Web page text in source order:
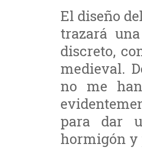
El diseño
trazará
discreto,
medieval.
no me
para dar
hormigón y